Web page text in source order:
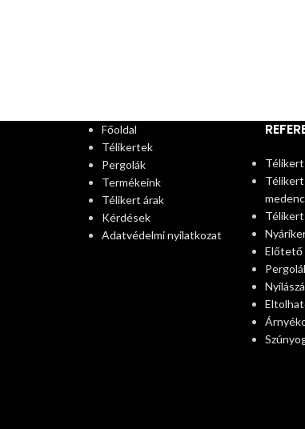
Főoldal
Télikertek
Pergolák
Termékeink
Télikert árak
Kérdések
Adatvédelmi nyilatkozat
Télikert
Előtető